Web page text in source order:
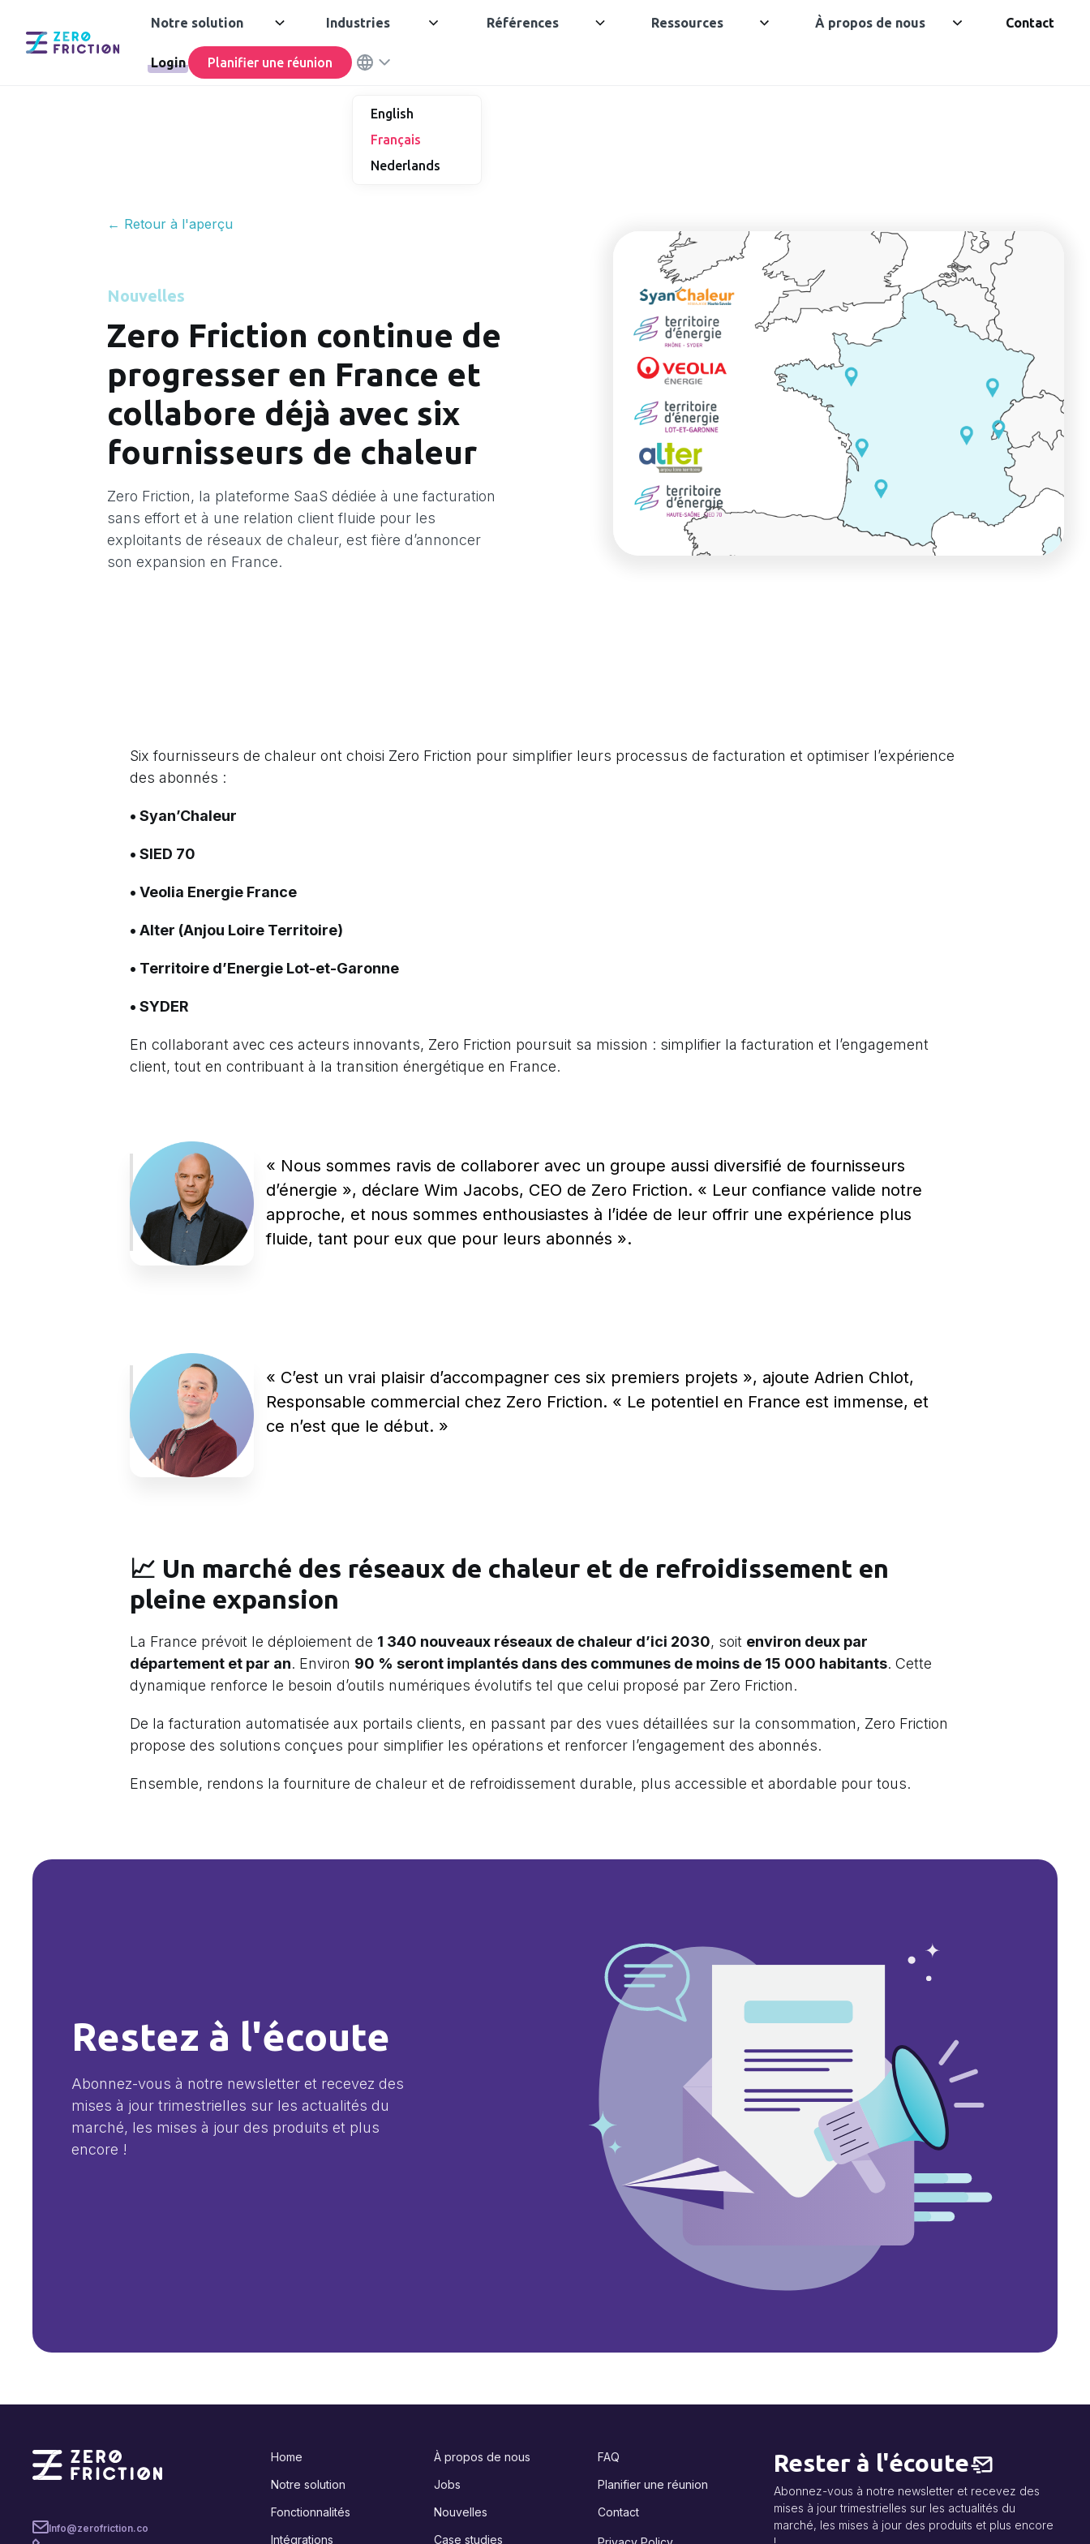
Notre solution Industries Références Ressources À propos de nous Contact
Login Planifier une réunion
English
Français
Nederlands
← Retour à l'aperçu
Nouvelles
Zero Friction continue de
progresser en France et
collabore déjà avec six
fournisseurs de chaleur
Zero Friction, la plateforme SaaS dédiée à une facturation
sans effort et à une relation client fluide pour les
exploitants de réseaux de chaleur, est fière d’annoncer
son expansion en France.
Six fournisseurs de chaleur ont choisi Zero Friction pour simplifier leurs processus de facturation et optimiser l’expérience
des abonnés :
• Syan’Chaleur
• SIED 70
• Veolia Energie France
• Alter (Anjou Loire Territoire)
• Territoire d’Energie Lot-et-Garonne
• SYDER
En collaborant avec ces acteurs innovants, Zero Friction poursuit sa mission : simplifier la facturation et l’engagement
client, tout en contribuant à la transition énergétique en France.
« Nous sommes ravis de collaborer avec un groupe aussi diversifié de fournisseurs
d’énergie », déclare Wim Jacobs, CEO de Zero Friction. « Leur confiance valide notre
approche, et nous sommes enthousiastes à l’idée de leur offrir une expérience plus
fluide, tant pour eux que pour leurs abonnés ».
« C’est un vrai plaisir d’accompagner ces six premiers projets », ajoute Adrien Chlot,
Responsable commercial chez Zero Friction. « Le potentiel en France est immense, et
ce n’est que le début. »
📈 Un marché des réseaux de chaleur et de refroidissement en
pleine expansion
La France prévoit le déploiement de 1 340 nouveaux réseaux de chaleur d’ici 2030, soit environ deux par
département et par an. Environ 90 % seront implantés dans des communes de moins de 15 000 habitants. Cette
dynamique renforce le besoin d’outils numériques évolutifs tel que celui proposé par Zero Friction.
De la facturation automatisée aux portails clients, en passant par des vues détaillées sur la consommation, Zero Friction
propose des solutions conçues pour simplifier les opérations et renforcer l’engagement des abonnés.
Ensemble, rendons la fourniture de chaleur et de refroidissement durable, plus accessible et abordable pour tous.
Restez à l'écoute
Abonnez-vous à notre newsletter et recevez des
mises à jour trimestrielles sur les actualités du
marché, les mises à jour des produits et plus
encore !
Info@zerofriction.co
Home
Notre solution
Fonctionnalités
Intégrations
À propos de nous
Jobs
Nouvelles
Case studies
FAQ
Planifier une réunion
Contact
Rester à l'écoute
Abonnez-vous à notre newsletter et recevez des
mises à jour trimestrielles sur les actualités du
marché, les mises à jour des produits et plus encore